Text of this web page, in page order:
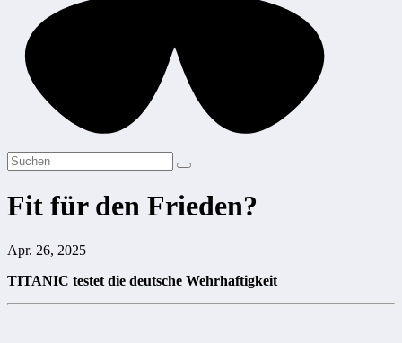
Fit für den Frieden?
Apr. 26, 2025
TITANIC testet die deutsche Wehrhaftigkeit